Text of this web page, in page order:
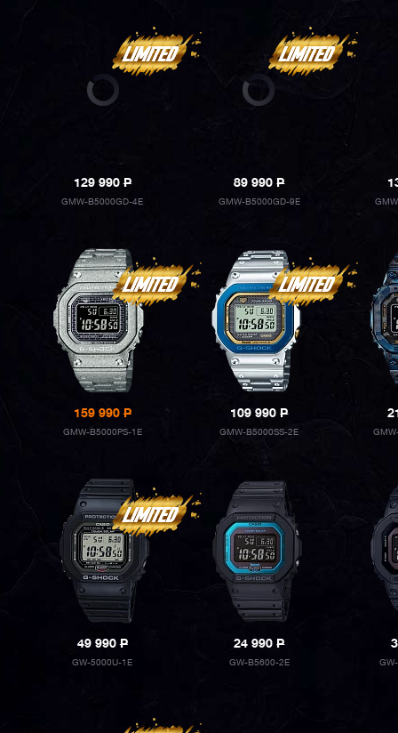
129 990P
GMW-B5000GD-4E
89 990P
GMW-B5000GD-9E
159 990P
GMW-B5000PS-1E
109 990P
GMW-B5000SS-2E
49 990P
GW-5000U-1E
24 990P
GW-B5600-2E